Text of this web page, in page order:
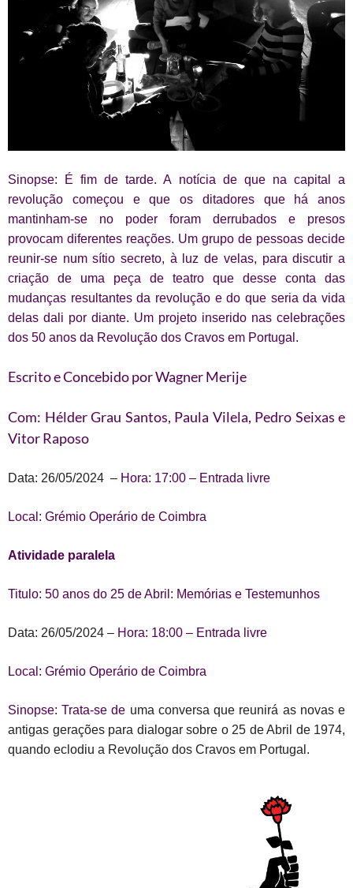
Sinopse: É fim de tarde. A notícia de que na capital a
revolução começou e que os ditadores que há anos
mantinham-se no poder foram derrubados e presos
provocam diferentes reações. Um grupo de pessoas decide
reunir-se num sítio secreto, à luz de velas, para discutir a
criação de uma peça de teatro que desse conta das
mudanças resultantes da revolução e do que seria da vida
delas dali por diante. Um projeto inserido nas celebrações
dos 50 anos da Revolução dos Cravos em Portugal.
Escrito e Concebido por Wagner Merije
Com: Hélder Grau Santos, Paula Vilela, Pedro Seixas e
Vitor Raposo
Data: 26/05/2024 – Hora: 17:00 – Entrada livre
Local: Grémio Operário de Coimbra
Atividade paralela
Titulo: 50 anos do 25 de Abril: Memórias e Testemunhos
Data: 26/05/2024 – Hora: 18:00 – Entrada livre
Local: Grémio Operário de Coimbra
Sinopse: Trata-se de uma conversa que reunirá as novas e
antigas gerações para dialogar sobre o 25 de Abril de 1974,
quando eclodiu a Revolução dos Cravos em Portugal.